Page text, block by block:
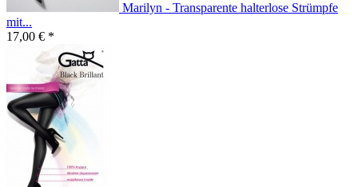
Marilyn - Transparente halterlose Strümpfe
mit...
17,00 € *